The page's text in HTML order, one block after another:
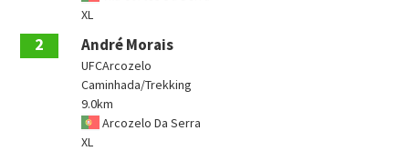
XL
2 André Morais
UFCArcozelo
Caminhada/Trekking
9.0km
Arcozelo Da Serra
XL